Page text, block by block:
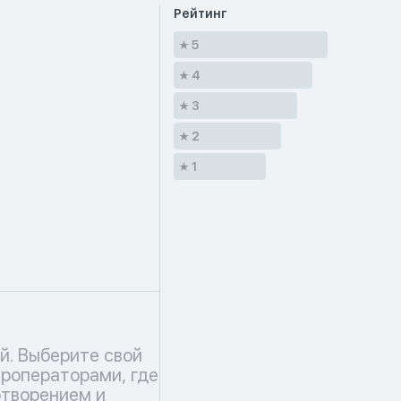
Рейтинг
5
4
3
2
1